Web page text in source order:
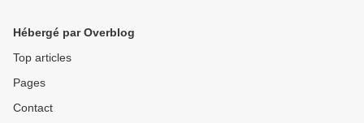
UNE NOUVELLE FOIS DES
DUBIA (Mis à jour)
Hébergé par Overblog
Top articles
Pages
Contact